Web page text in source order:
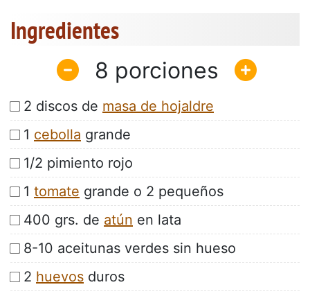
Ingredientes
8
2 discos de masa de hojaldre
1 cebolla grande
1/2 pimiento rojo
1 tomate grande o 2 pequeños
400 grs. de atún en lata
8-10 aceitunas verdes sin hueso
2 huevos duros